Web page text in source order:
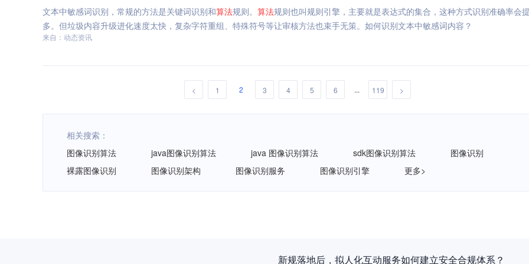
文本中敏感词识别，常规的方法是关键词识别和算法规则。 算法规则也叫规则引擎，主要就是表达式的集合，这种方式识别准确率会
多。但垃圾内容升级进化速度太快，复杂字符重组、特殊符号等让审核方法也束手无策。如何识别文本中敏感词内容？
来自：动态资讯
< 1 2 3 4 5 6 ... 119 >
相关搜索：
图像识别算法
java图像识别算法 java 图像识别算法 sdk图像识别算法
图像识别
裸露图像识别
图像识别架构 图像识别服务 图像识别引擎 更多>